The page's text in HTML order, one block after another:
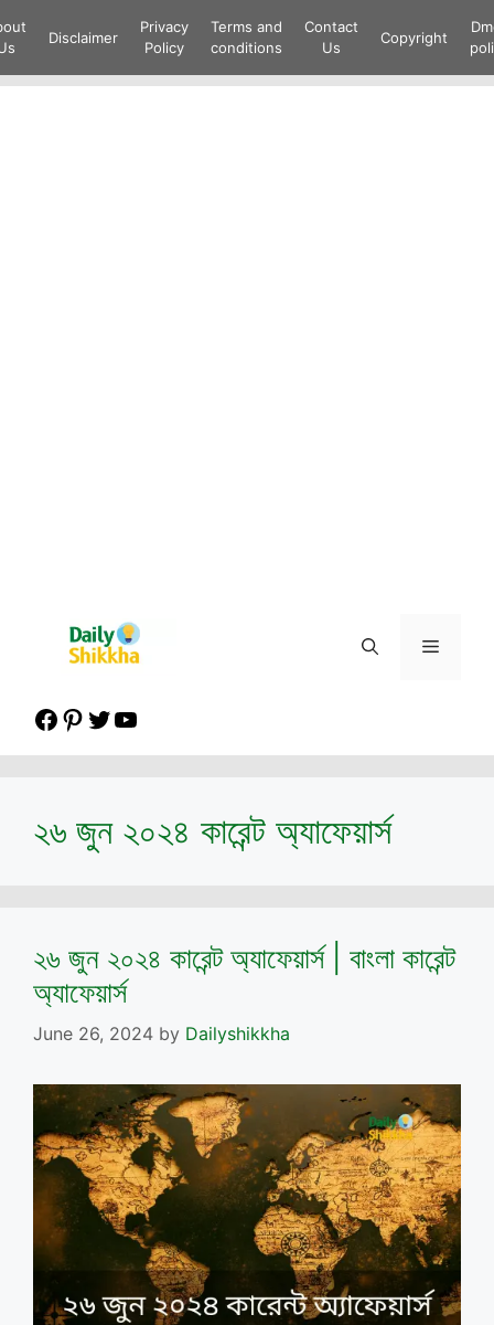
to
Disclaimer
Privacy
Policy
Terms and
conditions
Contact
Us
Copyright
Menu
Facebook
Pinterest
Twitter
YouTube
২৬ জুন ২০২৪ কারেন্ট অ্যাফেয়ার্স
২৬ জুন ২০২৪ কারেন্ট অ্যাফেয়ার্স | বাংলা কারেন্ট
অ্যাফেয়ার্স
June 26, 2024 by Dailyshikkha